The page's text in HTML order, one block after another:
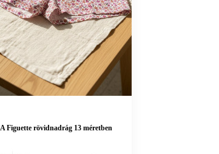
A Figuette rövidnadrág 13 méretben